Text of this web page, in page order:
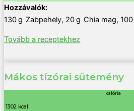
130g Zabpehely, 20g Chia mag, 100
Tovább a receptekhez
Mákos tízórai sütemény
kalória
1302 kcal